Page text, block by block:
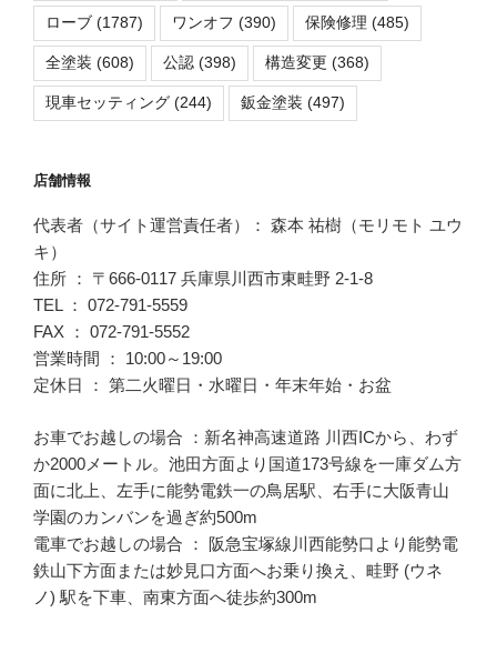
ローブ (1787) ワンオフ (390) 保険修理 (485)
全塗装 (608) 公認 (398) 構造変更 (368)
現車セッティング (244) 鈑金塗装 (497)
店舗情報
代表者（サイト運営責任者）： 森本 祐樹（モリモト ユウ
キ）
住所 ： 〒666-0117 兵庫県川西市東畦野 2-1-8
TEL ： 072-791-5559
FAX ： 072-791-5552
営業時間 ： 10:00～19:00
定休日 ： 第二火曜日・水曜日・年末年始・お盆
お車でお越しの場合 ：新名神高速道路 川西ICから、わず
か2000メートル。池田方面より国道173号線を一庫ダム方
面に北上、左手に能勢電鉄一の鳥居駅、右手に大阪青山
学園のカンバンを過ぎ約500m
電車でお越しの場合 ： 阪急宝塚線川西能勢口より能勢電
鉄山下方面または妙見口方面へお乗り換え、畦野 (ウネ
ノ) 駅を下車、南東方面へ徒歩約300m